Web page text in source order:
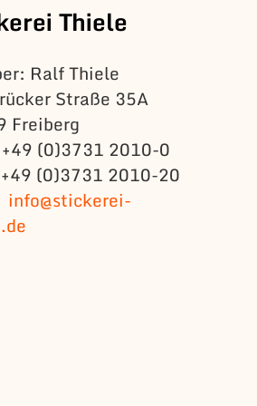
Thiele
Ralf Thiele
Straße 35A
Freiberg
(0)3731 2010-0
(0)3731 2010-20
info@stickerei-